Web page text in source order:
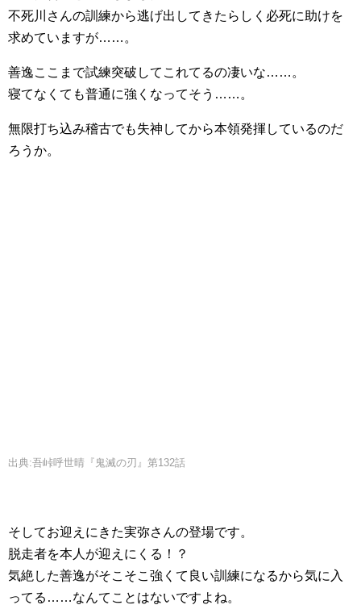
不死川さんの訓練から逃げ出してきたらしく必死に助けを
求めていますが……。
善逸ここまで試練突破してこれてるの凄いな……。
寝てなくても普通に強くなってそう……。
無限打ち込み稽古でも失神してから本領発揮しているのだ
ろうか。
出典:吾峠呼世晴『鬼滅の刃』第132話
そしてお迎えにきた実弥さんの登場です。
脱走者を本人が迎えにくる！？
気絶した善逸がそこそこ強くて良い訓練になるから気に入
ってる……なんてことはないですよね。